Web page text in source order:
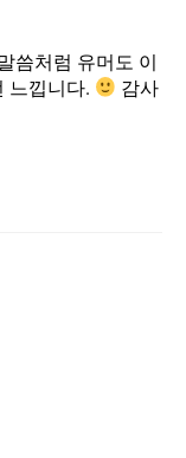
씀처럼 유머도 이
느낍니다.
감사